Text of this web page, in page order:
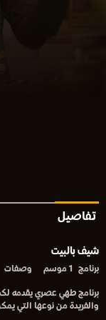
تفاصيل
شيف بالبيت
برنامج 1 موسم وصفات
برنامج طهي عصري يقدمه
والفريدة من نوعها التي